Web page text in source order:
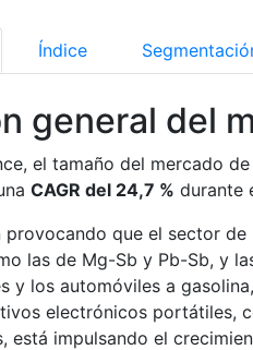
Índice
general del
el tamaño del mercado
CAGR del 24,7 % durante
que el sector
las de Mg-Sb y Pb-Sb, y
y los automóviles a
electrónicos portátiles,
está impulsando el